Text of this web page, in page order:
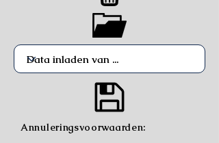
Annuleringsvoorwaarden: